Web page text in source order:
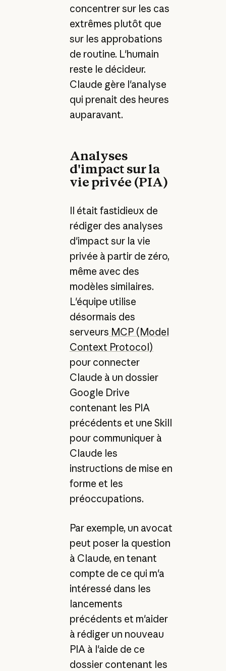
concentrer sur les cas
extrêmes plutôt que
sur les approbations
de routine. L'humain
reste le décideur.
Claude gère l'analyse
qui prenait des heures
auparavant.
Analyses
d'impact sur la
vie privée (PIA)
Il était fastidieux de
rédiger des analyses
d'impact sur la vie
privée à partir de zéro,
même avec des
modèles similaires.
L'équipe utilise
désormais des
serveurs MCP (Model
Context Protocol)
pour connecter
Claude à un dossier
Google Drive
contenant les PIA
précédents et une Skill
pour communiquer à
Claude les
instructions de mise en
forme et les
préoccupations.
Par exemple, un avocat
peut poser la question
à Claude, en tenant
compte de ce qui m'a
intéressé dans les
lancements
précédents et m'aider
à rédiger un nouveau
PIA à l'aide de ce
dossier contenant les